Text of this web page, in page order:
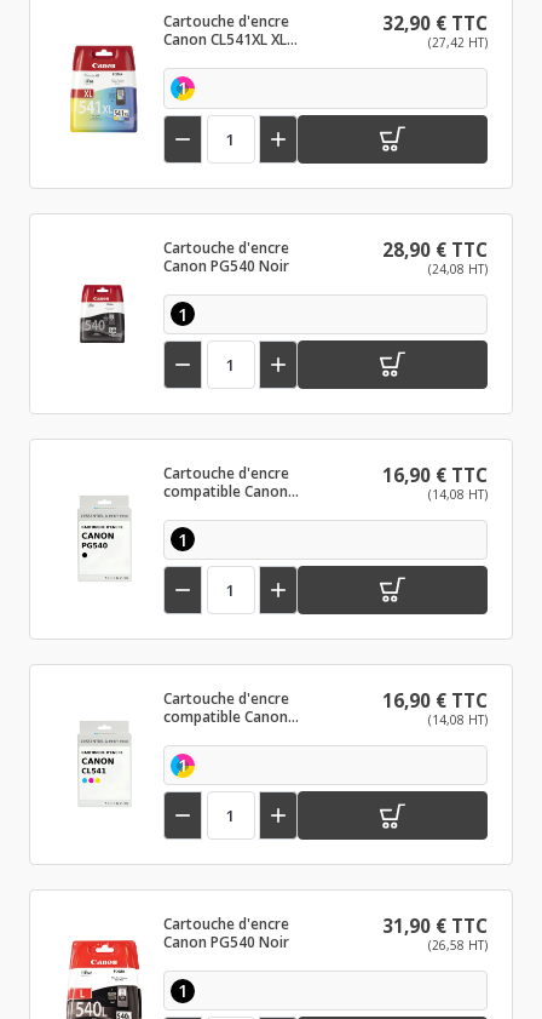
Cartouche d'encre
Canon CL541XL XL
32,90 € TTC
(27,42 HT)
1
 
Cartouche d'encre
Canon PG540 Noir
28,90 € TTC
(24,08 HT)
1
 
Cartouche d'encre
compatible Canon
16,90 € TTC
(14,08 HT)
1
 
Cartouche d'encre
compatible Canon
16,90 € TTC
(14,08 HT)
1
 
Cartouche d'encre
Canon PG540 Noir
31,90 € TTC
(26,58 HT)
1